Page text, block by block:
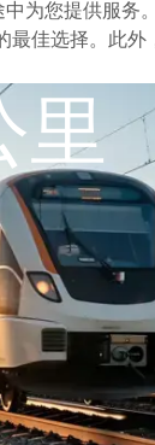
为您提供服
佳选择。此
里